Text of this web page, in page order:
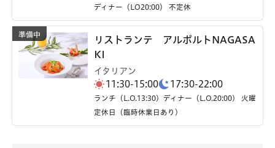
ディナー（LO20:00） 不定休
リストランテ アルポルトNAGASA
KI
イタリアン
11:30-15:00 17:30-22:00
ランチ（L.O.13:30）ディナー（L.O.20:00） 火曜
定休日（臨時休業日あり）